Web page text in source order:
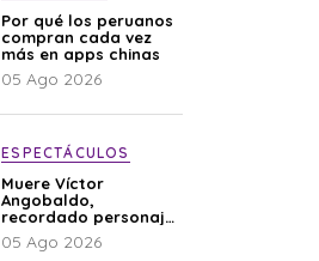
Por qué los peruanos
compran cada vez
más en apps chinas
05 Ago 2026
ESPECTÁCULOS
Muere Víctor
Angobaldo,
recordado personaje
de la farándula y
expareja de Shirley
05 Ago 2026